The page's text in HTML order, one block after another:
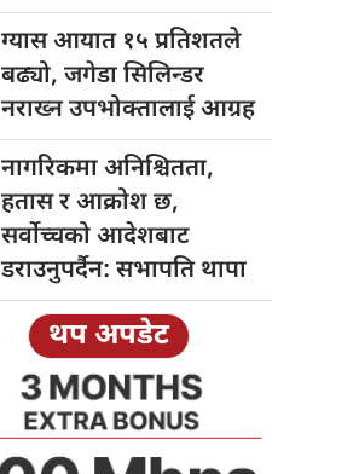
ग्यास आयात १५ प्रतिशतले
बढ्यो, जगेडा सिलिन्डर
नराख्न उपभोक्तालाई आग्रह
नागरिकमा अनिश्चितता,
हतास र आक्रोश छ,
सर्वोच्चको आदेशबाट
डराउनुपर्दैन: सभापति थापा
थप अपडेट